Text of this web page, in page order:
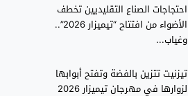
احتجاجات الصناع التقليديين تخطف
الأضواء من افتتاح “تيميزار 2026”..
وغياب...
تيزنيت تتزين بالفضة وتفتح أبوابها
لزوارها في مهرجان تيميزار 2026